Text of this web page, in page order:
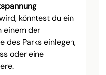
könntest du ein
einem der
des Parks einlegen,
oder eine